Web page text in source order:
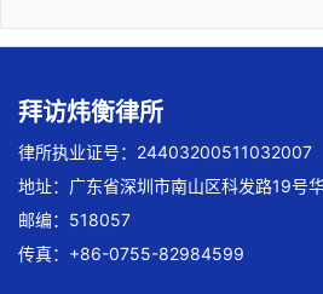
拜访炜衡律所
律所执业证号：24403200511032007
地址：广东省深圳市南山区科发路19号
邮编：518057
传真：+86-0755-82984599